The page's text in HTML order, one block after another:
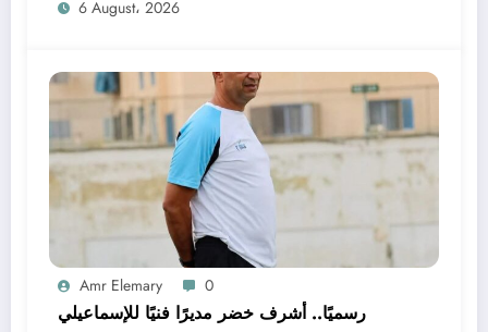
6 August، 2026
Amr Elemary 0
رسميًا.. أشرف خضر مديرًا فنيًا للإسماعيلي